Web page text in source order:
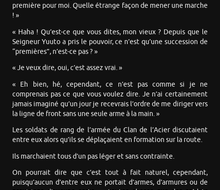
première pour moi. Quelle étrange façon de mener une marche
! »
« Haha ! Qu’est-ce que vous dites, mon vieux ? Depuis que le
Seigneur Yuuto a pris le pouvoir, ce n’est qu’une succession de
“premières”, n’est-ce pas ? »
« Je veux dire, oui, c’est assez vrai. »
« Eh bien, hé, cependant, ce n’est pas comme si je ne
comprenais pas ce que vous voulez dire. Je n’ai certainement
jamais imaginé qu’un jour je recevrais l’ordre de me diriger vers
la ligne de front sans une seule arme à la main. »
Les soldats de rang de l’armée du Clan de l’Acier discutaient
entre eux alors qu’ils se déplaçaient en formation sur la route.
Ils marchaient tous d’un pas léger et sans contrainte.
On pourrait dire que c’est tout à fait naturel, cependant,
puisqu’aucun d’entre eux ne portait d’armes, d’armures ou de